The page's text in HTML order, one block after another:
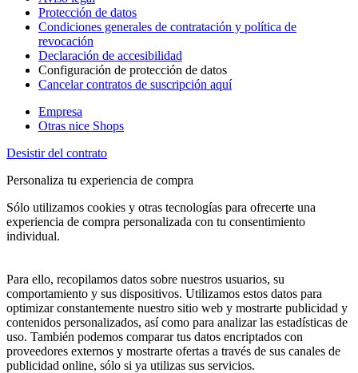
Protección de datos
Condiciones generales de contratación y política de
revocación
Declaración de accesibilidad
Configuración de protección de datos
Cancelar contratos de suscripción aquí
Empresa
Otras nice Shops
Desistir del contrato
Personaliza tu experiencia de compra
Sólo utilizamos cookies y otras tecnologías para ofrecerte una
experiencia de compra personalizada con tu consentimiento
individual.
Para ello, recopilamos datos sobre nuestros usuarios, su
comportamiento y sus dispositivos. Utilizamos estos datos para
optimizar constantemente nuestro sitio web y mostrarte publicidad y
contenidos personalizados, así como para analizar las estadísticas de
uso. También podemos comparar tus datos encriptados con
proveedores externos y mostrarte ofertas a través de sus canales de
publicidad online, sólo si ya utilizas sus servicios.